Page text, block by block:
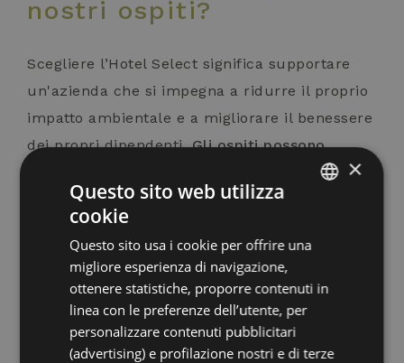
nostri ospiti?
Scegliere l’Hotel Select significa supportare
un'azienda che si impegna a ridurre il proprio
impatto ambientale e a migliorare il benessere
dei propri dipendenti.Gli ospiti possono
consapevole, sapendo di contribuire a un
futuro più sostenibile.
Ecco il nostro certificato 👇
ENGLISH
FRENCH
×
Questo sito web utilizza
cookie
Questo sito usa i cookie per offrire una
migliore esperienza di navigazione,
ottenere statistiche, proporre contenuti in
linea con le preferenze dell’utente, per
personalizzare contenuti pubblicitari
(advertising) e profilazione nostri e di terze